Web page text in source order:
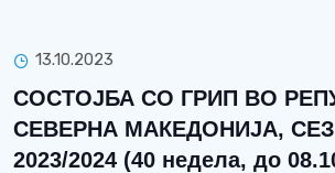
13.10.2023
СОСТОЈБА СО ГРИП ВО
СЕВЕРНА МАКЕДОНИЈА,
2023/2024 (40 недела, до